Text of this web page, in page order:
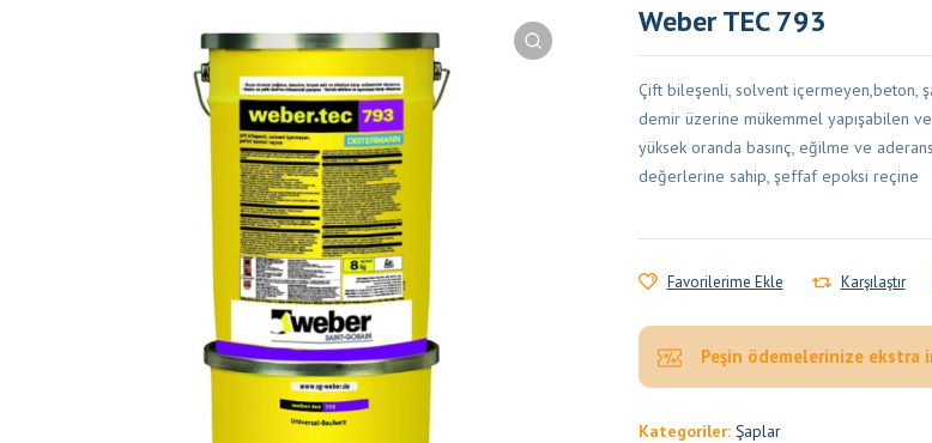
Weber TEC 793
Çift bileşenli, solvent içermeyen,beton,
demir üzerine mükemmel yapışabilen ve
yüksek oranda basınç, eğilme ve aderans
değerlerine sahip, şeffaf epoksi reçine
Favorilerime Ekle Karşılaştır
Peşin ödemelerinize ekstra
Kategoriler: Şaplar